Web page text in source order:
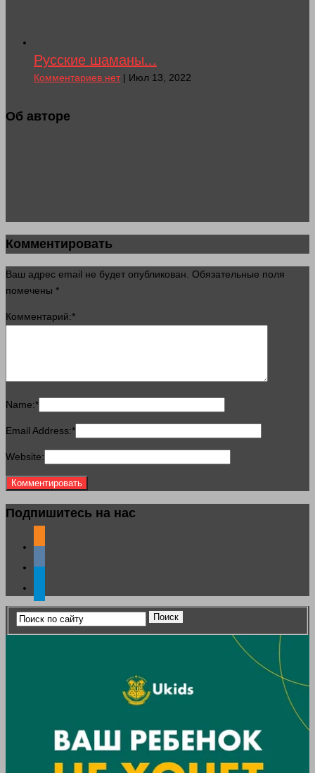
Русские шаманы...
Комментариев нет| Июл 13, 2022
Об авторе
Комментировать
Ваш адрес email не будет опубликован. Обязательные поля
помечены *
Комментарий:*
Name:*
Email Address:*
Website:
Подпишитесь на нас